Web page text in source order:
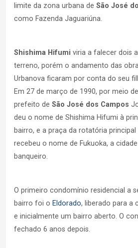
limite da zona urbana de São José
como Fazenda Jaguariúna.
Shishima Hifumi viria a falecer dois
terreno, porém o andamento das
Urbanova ficaram por conta do seu
Em 27 de março de 1990, por meio
prefeito de São José dos Campos
deu o nome de Shishima Hifumi à
bairro, e a praça da rotatória principal
recebeu o nome de Fukuoka, a
banqueiro.
O primeiro condomínio residencial a
bairro foi o Eldorado, liberado para a
e inicialmente um bairro aberto. O
fechado 6 anos depois.